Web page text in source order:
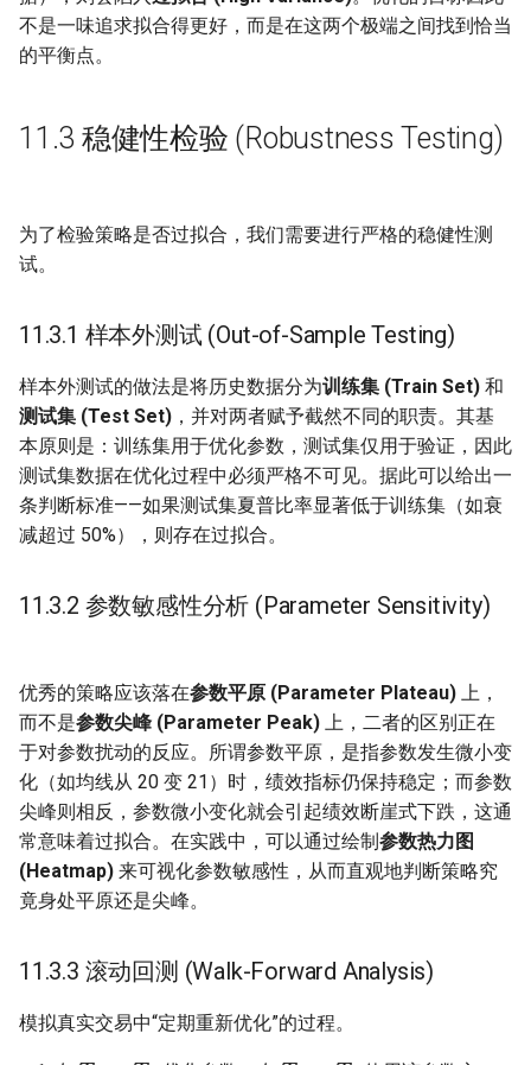
不是一味追求拟合得更好，而是在这两个极端之间找到恰当
的平衡点。
11.3 稳健性检验 (Robustness Testing)
为了检验策略是否过拟合，我们需要进行严格的稳健性测
试。
11.3.1 样本外测试 (Out-of-Sample Testing)
样本外测试的做法是将历史数据分为训练集 (Train Set) 和
测试集 (Test Set) ，并对两者赋予截然不同的职责。其基
本原则是：训练集用于优化参数，测试集仅用于验证，因此
测试集数据在优化过程中必须严格不可见。据此可以给出一
条判断标准——如果测试集夏普比率显著低于训练集（如衰
减超过 50%），则存在过拟合。
11.3.2 参数敏感性分析 (Parameter Sensitivity)
优秀的策略应该落在参数平原 (Parameter Plateau) 上，
而不是参数尖峰 (Parameter Peak) 上，二者的区别正在
于对参数扰动的反应。所谓参数平原，是指参数发生微小变
化（如均线从 20 变 21）时，绩效指标仍保持稳定；而参数
尖峰则相反，参数微小变化就会引起绩效断崖式下跌，这通
常意味着过拟合。在实践中，可以通过绘制 参数热力图
(Heatmap) 来可视化参数敏感性，从而直观地判断策略究
竟身处平原还是尖峰。
11.3.3 滚动回测 (Walk-Forward Analysis)
模拟真实交易中“定期重新优化”的过程。